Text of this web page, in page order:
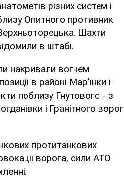
різних систем і
Опитного противник
Шахти
в штабі.
накривали вогнем
в районі Мар'їнки і
поблизу Гнутового - з
і Гранітного ворог
протитанкових
ворога, сили АТО